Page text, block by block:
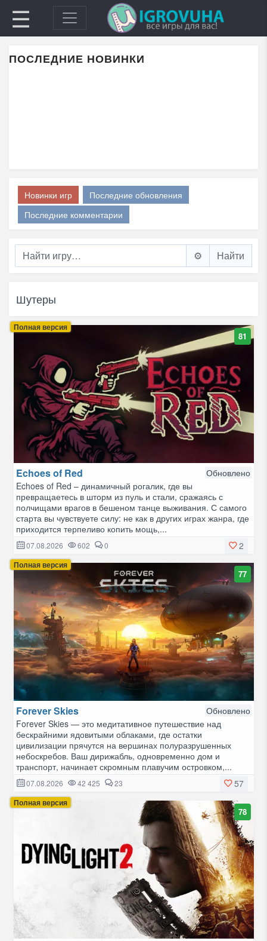
☰
ПОСЛЕДНИЕ НОВИНКИ
Новинки игр
Последние обновления
Последние комментарии
⚙️
Шутеры
Полная версия
81
Echoes of Red
Обновлено
Echoes of Red – динамичный рогалик, где вы
превращаетесь в шторм из пуль и стали, сражаясь с
полчищами врагов в бешеном танце выживания. С самого
старта вы чувствуете силу: не как в других играх жанра, где
приходится терпеливо копить мощь,...
2
07.08.2026 602 0
Полная версия
77
Forever Skies
Обновлено
Forever Skies — это медитативное путешествие над
бескрайними ядовитыми облаками, где остатки
цивилизации прячутся на вершинах полуразрушенных
небоскребов. Ваш дирижабль, одновременно дом и
транспорт, начинает скромным плавучим островком,...
57
07.08.2026 42 425 23
Полная версия
78